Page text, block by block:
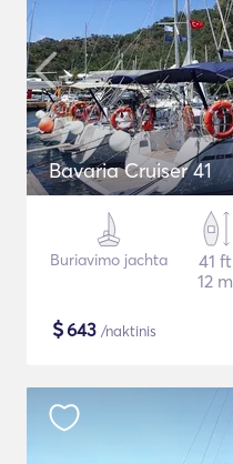
Bavaria Cruiser 41
Buriavimo jachta
41 ft
12 m
$643 /naktinis